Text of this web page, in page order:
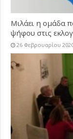
Μιλάει η ομάδα
ψήφου στις
26 Φεβρουαρίου